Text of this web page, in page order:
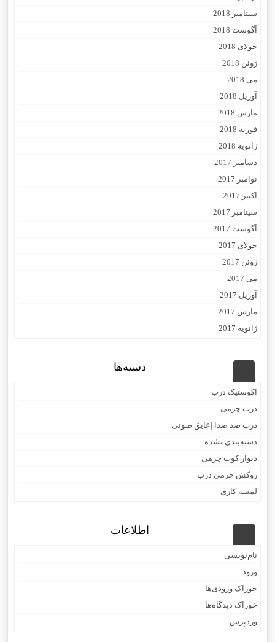
سپتامبر 2018
آگوست 2018
جولای 2018
ژوئن 2018
می 2018
آوریل 2018
مارس 2018
فوریه 2018
ژانویه 2018
دسامبر 2017
نوامبر 2017
اکتبر 2017
سپتامبر 2017
آگوست 2017
جولای 2017
ژوئن 2017
می 2017
آوریل 2017
مارس 2017
ژانویه 2017
دسته‌ها
اکوستیک درب
درب چرمی
درب ضد صدا |عایق صوتی
دسته‌بندی نشده
دیوار کوب چرمی
روکش چرمی درب
لمسه کاری
اطلاعات
نام‌نویسی
ورود
خوراک ورودی‌ها
خوراک دیدگاه‌ها
وردپرس